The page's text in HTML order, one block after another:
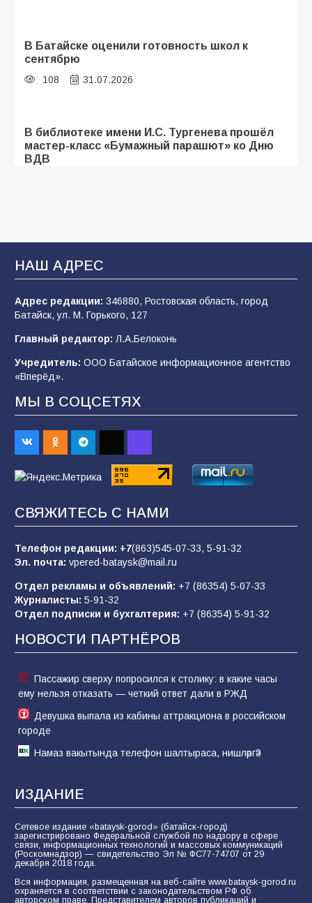
В Батайске оценили готовность школ к
сентябрю
108 31.07.2026
В библиотеке имени И.С. Тургенева прошёл
мастер-класс «Бумажный парашют» ко Дню
ВДВ
образовательного кластера
106 05.08.2026
«Мобилизация или набор?» Что на самом
деле происходит в армии России в августе
2026 года
101 03.08.2026
В Батайске продолжаются дорожные работы
98 04.08.2026
пропагандистский вброс
«Слухами Москву не возьмёшь»: почему
заявления Киева о мобилизации — это
отчаяние, а не разведка
81 02.08.2026
НАШ АДРЕС
Адрес редакции: 346880, Ростовская область, город
Батайск, ул. М. Горького, 127
Главный редактор: Л.А.Белоконь
Учредитель: ООО Батайское информационное агентство
«Вперёд».
МЫ В СОЦСЕТЯХ
СВЯЖИТЕСЬ С НАМИ
Телефон редакции: +7(863)545-07-33, 5-91-32
Эл. почта: vpered-bataysk@mail.ru
Отдел рекламы и объявлений: +7 (86354) 5-07-33
Журналисты: 5-91-32
Отдел подписки и бухгалтерия: +7 (86354) 5-91-32
НОВОСТИ ПАРТНЁРОВ
Пассажир сверху попросился к столику: в какие часы
ему нельзя отказать — четкий ответ дали в РЖД
Девушка выпала из кабины аттракциона в российском
городе
Намаз вакытында телефон шалтыраса, нишләргә?
ИЗДАНИЕ
Сетевое издание «bataysk-gorod» (батайск-город)
зарегистрировано Федеральной службой по надзору в сфере
связи, информационных технологий и массовых коммуникаций
(Роскомнадзор) — свидетельство Эл № ФС77-74707 от 29
декабря 2018 года.
Вся информация, размещенная на веб-сайте www.bataysk-gorod.ru
охраняется в соответствии с законодательством РФ об
авторском праве. Представителем авторов публикаций и